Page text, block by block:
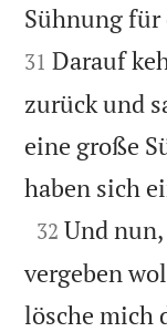
Sühnung für
31 Darauf
zurück und
eine große
haben sich

32 Und
vergeben
lösche mich